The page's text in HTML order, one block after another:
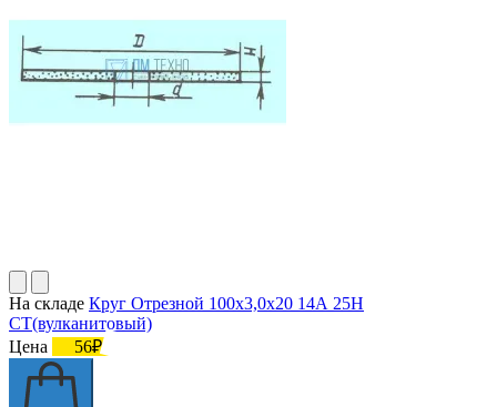
На складе Круг Отрезной 100х3,0х20 14А 25Н
СТ(вулканитовый)
Цена
56₽